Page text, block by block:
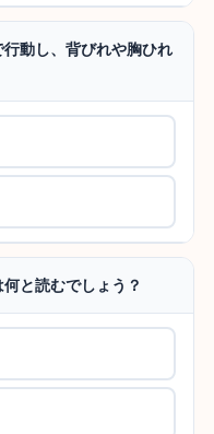
動し、背びれや胸ひれ
と読むでしょう？